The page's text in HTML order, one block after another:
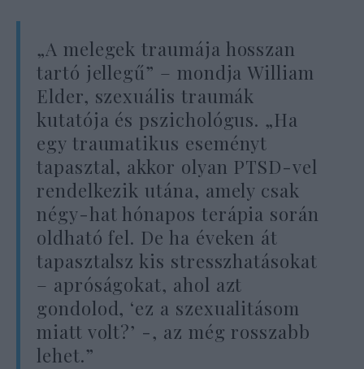
„A melegek traumája hosszan
tartó jellegű” – mondja William
Elder, szexuális traumák
kutatója és pszichológus. „Ha
egy traumatikus eseményt
tapasztal, akkor olyan PTSD-vel
rendelkezik utána, amely csak
négy-hat hónapos terápia során
oldható fel. De ha éveken át
tapasztalsz kis stresszhatásokat
– apróságokat, ahol azt
gondolod, ‘ez a szexualitásom
miatt volt?’ -, az még rosszabb
lehet.”